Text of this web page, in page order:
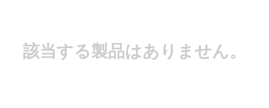
該当する製品はありません。